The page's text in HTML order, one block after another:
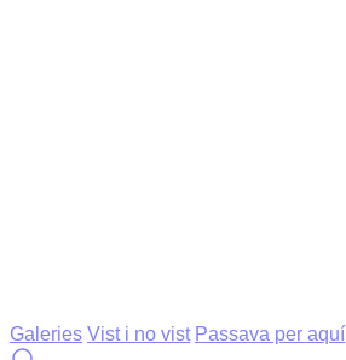
Galeries Vist i no vist Passava per aquí